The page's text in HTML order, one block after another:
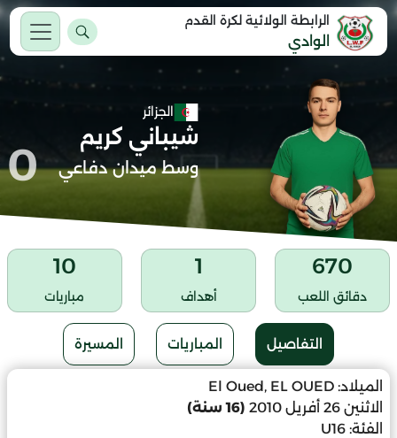
الرابطة الولائية لكرة القدم
الوادي
الجزائر
شيباني كريم
وسط ميدان دفاعي 0
670
دقائق اللعب
1
أهداف
10
مباريات
التفاصيل المباريات المسيرة
الميلاد: El Oued, EL OUED
الاثنين 26 أفريل 2010
(16 سنة)
الفئة: U16